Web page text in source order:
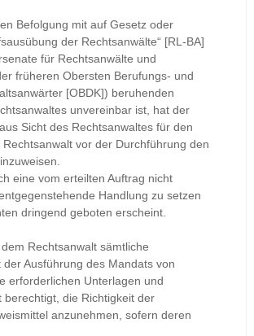
Befolgung mit auf Gesetz oder
der Rechtsanwälte“ [RL-BA]
für Rechtsanwälte und
früheren Obersten Berufungs- und
[OBDK]) beruhenden
unvereinbar ist, hat der
Sicht des Rechtsanwaltes für den
vor der Durchführung den
eine vom erteilten Auftrag nicht
Handlung zu setzen
dringend geboten erscheint.
Rechtsanwalt sämtliche
Ausführung des Mandats von
erforderlichen Unterlagen und
berechtigt, die Richtigkeit der
anzunehmen, sofern deren